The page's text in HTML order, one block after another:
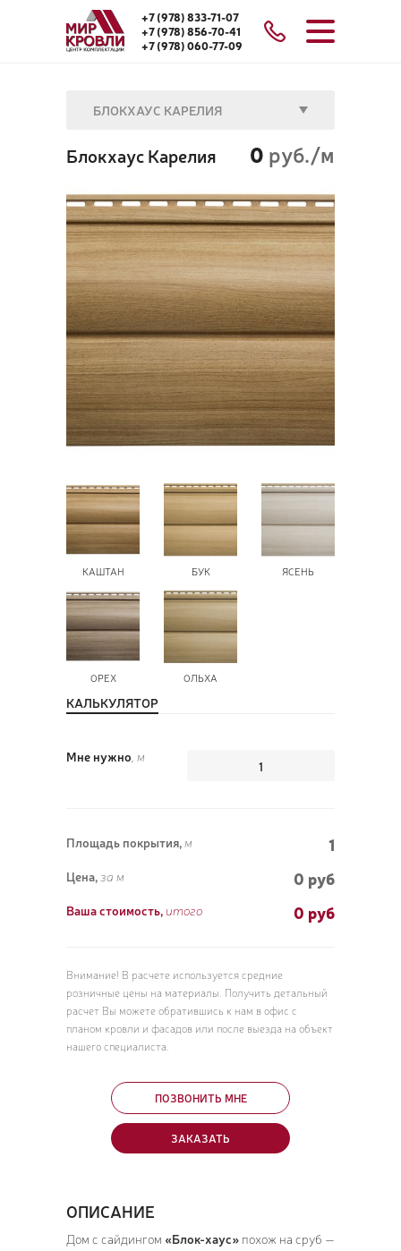
+7 (978) 833-71-07
+7 (978) 856-70-41
+7 (978) 060-77-09
БЛОКХАУС КАРЕЛИЯ
Блокхаус Карелия 0 руб./м
КАШТАН БУК ЯСЕНЬ
ОРЕХ ОЛЬХА
КАЛЬКУЛЯТОР
Мне нужно , м
Площадь покрытия, м 1
Цена, за м 0 руб
Ваша стоимость, итого 0 руб
Внимание! В расчете используется средние
розничные цены на материалы. Получить детальный
расчет Вы можете обратившись к нам в офис с
планом кровли и фасадов или после выезда на объект
нашего специалиста.
ПОЗВОНИТЬ МНЕ
ЗАКАЗАТЬ
ОПИСАНИЕ
Дом с сайдингом «Блок-хаус» похож на сруб —